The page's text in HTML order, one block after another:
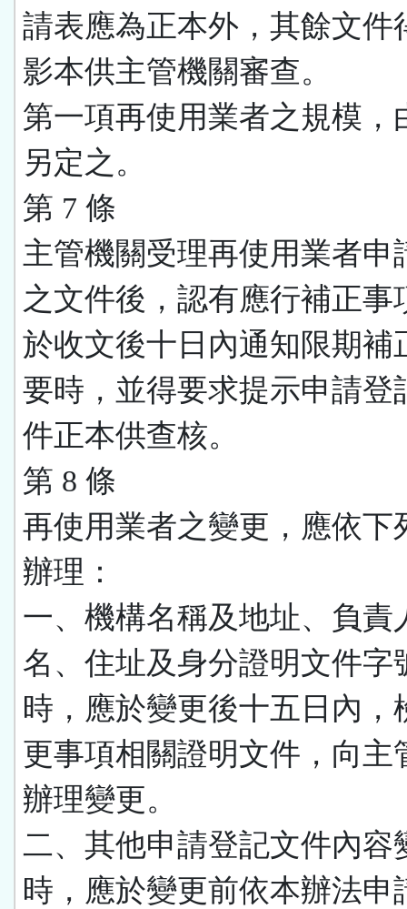
請表應為正本外，其餘文件
影本供主管機關審查。
第一項再使用業者之規模，
另定之。
第 7 條
主管機關受理再使用業者申
之文件後，認有應行補正事
於收文後十日內通知限期補
要時，並得要求提示申請登
件正本供查核。
第 8 條
再使用業者之變更，應依下
辦理：
一、機構名稱及地址、負責
名、住址及身分證明文件字
時，應於變更後十五日內，
更事項相關證明文件，向主
辦理變更。
二、其他申請登記文件內容
時，應於變更前依本辦法申